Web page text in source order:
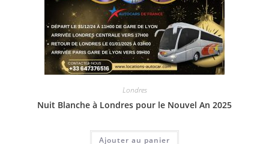
Londres
Nuit Blanche à Londres pour le Nouvel An 2025
Ajouter au panier